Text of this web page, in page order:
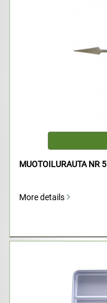
MUOTOILURAUTA NR 5
More details